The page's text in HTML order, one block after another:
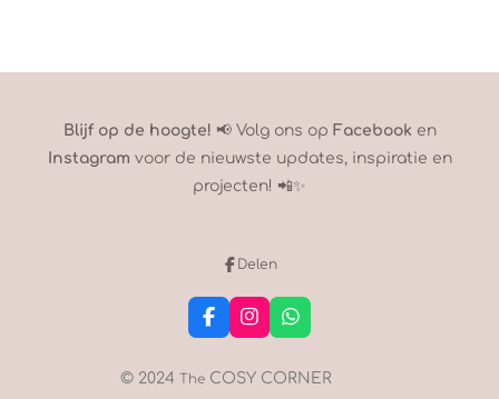
Blijf op de hoogte! 📢 Volg ons op Facebook en
Instagram voor de nieuwste updates, inspiratie en
projecten! 📲✨
Delen
F
a
e
I
n
t
W
h
t
© 2024 The COSY CORNER